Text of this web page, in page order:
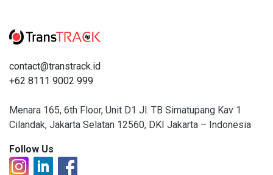
contact@transtrack.id
+62 8111 9002 999
Menara 165, 6th Floor, Unit D1 Jl. TB Simatupang Kav 1
Cilandak, Jakarta Selatan 12560, DKI Jakarta – Indonesia
Follow Us